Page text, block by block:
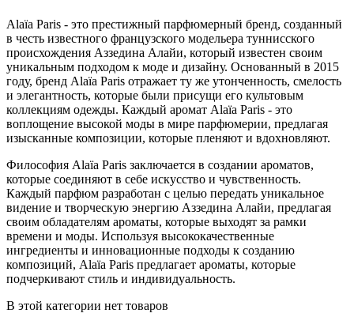
Alaïa Paris - это престижный парфюмерный бренд, созданный
в честь известного французского модельера туннисского
происхождения Аззедина Алайи, который известен своим
уникальным подходом к моде и дизайну. Основанный в 2015
году, бренд Alaïa Paris отражает ту же утонченность, смелость
и элегантность, которые были присущи его культовым
коллекциям одежды. Каждый аромат Alaïa Paris - это
воплощение высокой моды в мире парфюмерии, предлагая
изысканные композиции, которые пленяют и вдохновляют.
Философия Alaïa Paris заключается в создании ароматов,
которые соединяют в себе искусство и чувственность.
Каждый парфюм разработан с целью передать уникальное
видение и творческую энергию Аззедина Алайи, предлагая
своим обладателям ароматы, которые выходят за рамки
времени и моды. Используя высококачественные
ингредиенты и инновационные подходы к созданию
композиций, Alaïa Paris предлагает ароматы, которые
подчеркивают стиль и индивидуальность.
В этой категории нет товаров